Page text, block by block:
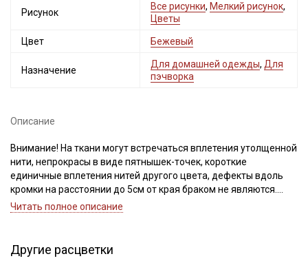
Рисунок
Все рисунки, Мелкий рисунок,
Цветы
Цвет Бежевый
Назначение
Для домашней одежды, Для
пэчворка
Описание
Внимание! На ткани могут встречаться вплетения утолщенной
нити, непрокрасы в виде пятнышек-точек, короткие
единичные вплетения нитей другого цвета, дефекты вдоль
кромки на расстоянии до 5см от края браком не являются.
Ширина ткани ±2см.
перекос нитей, и необходимо выровнять срез, то исправление
выполняют пропариванием. В процессе пропаривания нити
Читать полное описание
Другие расцветки